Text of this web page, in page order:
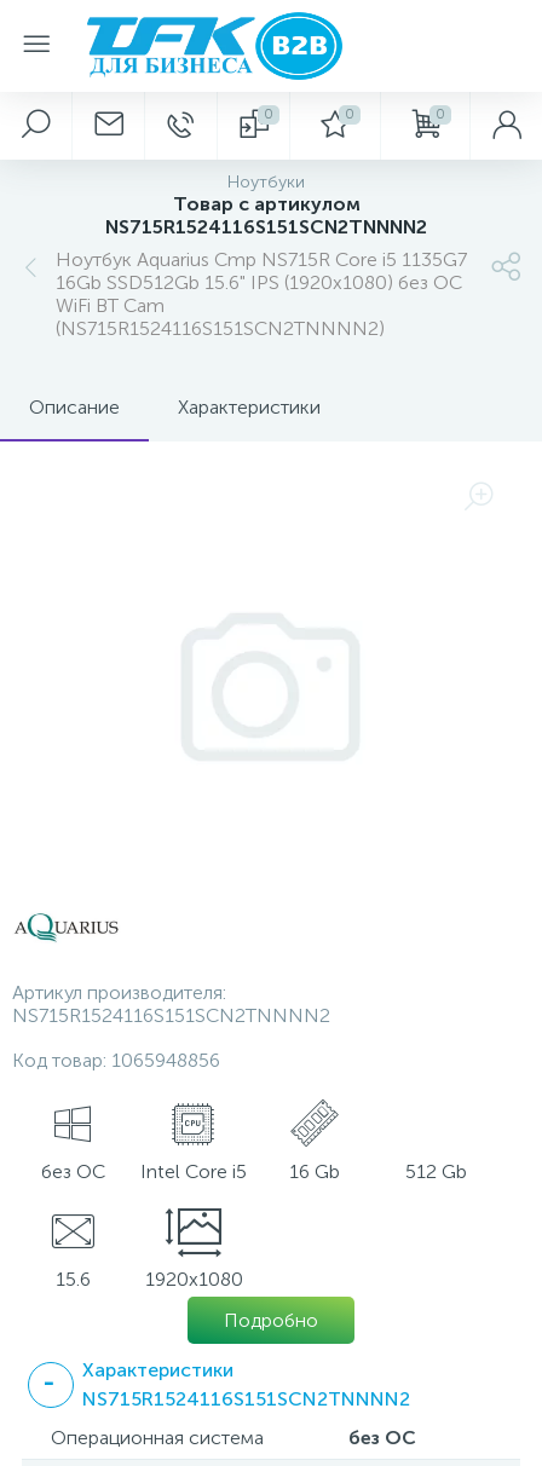
0 0 0
Ноутбуки
Товар с артикулом
NS715R1524116S151SCN2TNNNN2
Ноутбук Aquarius Cmp NS715R Core i5 1135G7
16Gb SSD512Gb 15.6" IPS (1920x1080) без ОС
WiFi BT Cam
(NS715R1524116S151SCN2TNNNN2)
Описание Характеристики
Артикул производителя:
NS715R1524116S151SCN2TNNNN2
Код товар: 1065948856
без ОС Intel Core i5 16 Gb 512 Gb
15.6
1920x1080
Подробно
Характеристики
NS715R1524116S151SCN2TNNNN2
Операционная система
без ОС